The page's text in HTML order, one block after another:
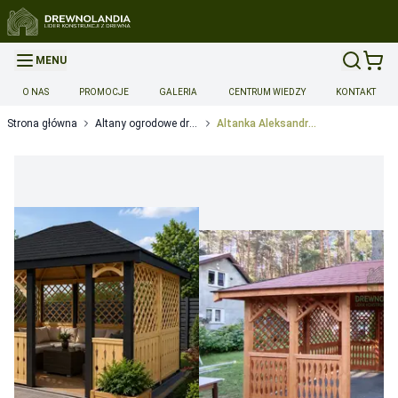
MENU
O NAS PROMOCJE GALERIA CENTRUM WIEDZY KONTAKT
Strona główna Altany ogrodowe drewniane Altanka Aleksandra - 3x4m
Montaż-1100
Dopłata za montaż do 14 dniMożliwość przyspieszonej
Dopłata za montaż w ciągu 14-28 dniMożliwość
Dopłata za realizację w sobotęMożliwość przyspieszonej
Transport
Transport wyceniany indywidualnie 5zl/km-0
Gwarancja
Przedłużenie gwarancji do 36 miesięcyWymaga
Przedłużenie gwarancji do 48 miesięcyWymaga